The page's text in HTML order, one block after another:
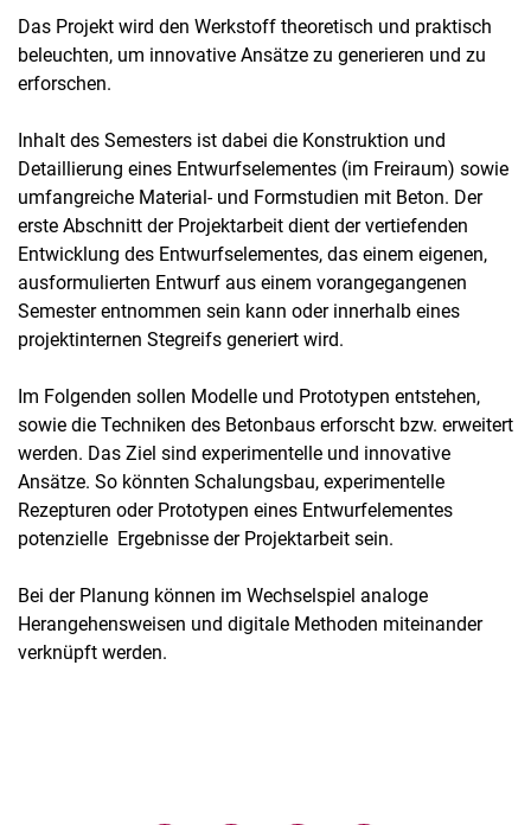
Das Projekt wird den Werkstoff theoretisch und praktisch
beleuchten, um innovative Ansätze zu generieren und zu
erforschen.
Inhalt des Semesters ist dabei die Konstruktion und
Detaillierung eines Entwurfselementes (im Freiraum) sowie
umfangreiche Material‐ und Formstudien mit Beton. Der
erste Abschnitt der Projektarbeit dient der vertiefenden
Entwicklung des Entwurfselementes, das einem eigenen,
ausformulierten Entwurf aus einem vorangegangenen
Semester entnommen sein kann oder innerhalb eines
projektinternen Stegreifs generiert wird.
Im Folgenden sollen Modelle und Prototypen entstehen,
sowie die Techniken des Betonbaus erforscht bzw. erweitert
werden. Das Ziel sind experimentelle und innovative
Ansätze. So könnten Schalungsbau, experimentelle
Rezepturen oder Prototypen eines Entwurfelementes
potenzielle Ergebnisse der Projektarbeit sein.
Bei der Planung können im Wechselspiel analoge
Herangehensweisen und digitale Methoden miteinander
verknüpft werden.